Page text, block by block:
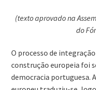
(texto aprovado na
do
O processo de
construção europeia foi
democracia portuguesa.